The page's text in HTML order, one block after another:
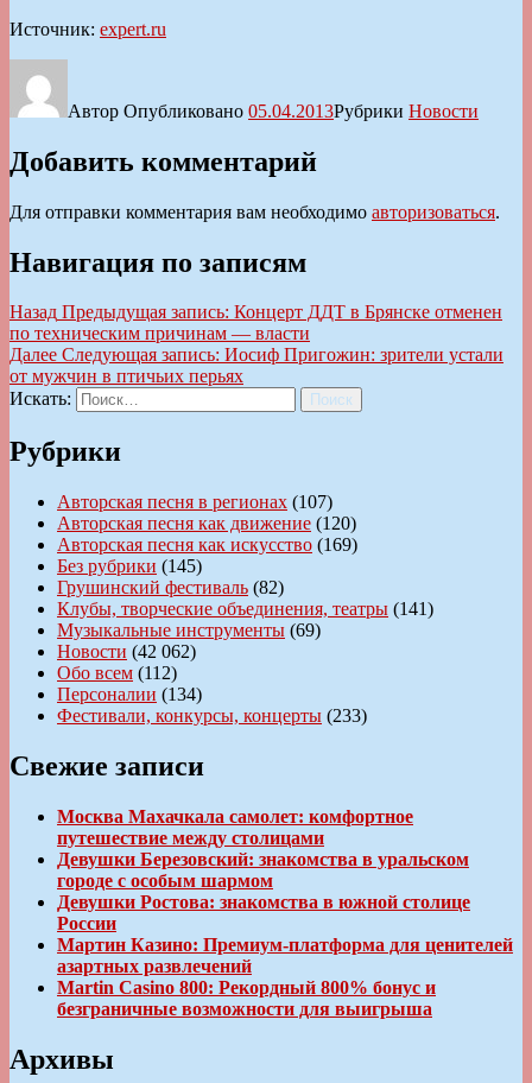
Источник: expert.ru
Автор Опубликовано 05.04.2013Рубрики Новости
Добавить комментарий
Для отправки комментария вам необходимо авторизоваться.
Навигация по записям
Назад Предыдущая запись: Концерт ДДТ в Брянске отменен
по техническим причинам — власти
Далее Следующая запись: Иосиф Пригожин: зрители устали
от мужчин в птичьих перьях
Искать:
Поиск
Рубрики
Авторская песня в регионах (107)
Авторская песня как движение (120)
Авторская песня как искусство (169)
Без рубрики (145)
Грушинский фестиваль (82)
Клубы, творческие объединения, театры (141)
Музыкальные инструменты (69)
Новости (42 062)
Обо всем (112)
Персоналии (134)
Фестивали, конкурсы, концерты (233)
Свежие записи
Москва Махачкала самолет: комфортное
путешествие между столицами
Девушки Березовский: знакомства в уральском
городе с особым шармом
Девушки Ростова: знакомства в южной столице
России
Мартин Казино: Премиум-платформа для ценителей
азартных развлечений
Martin Casino 800: Рекордный 800% бонус и
безграничные возможности для выигрыша
Архивы